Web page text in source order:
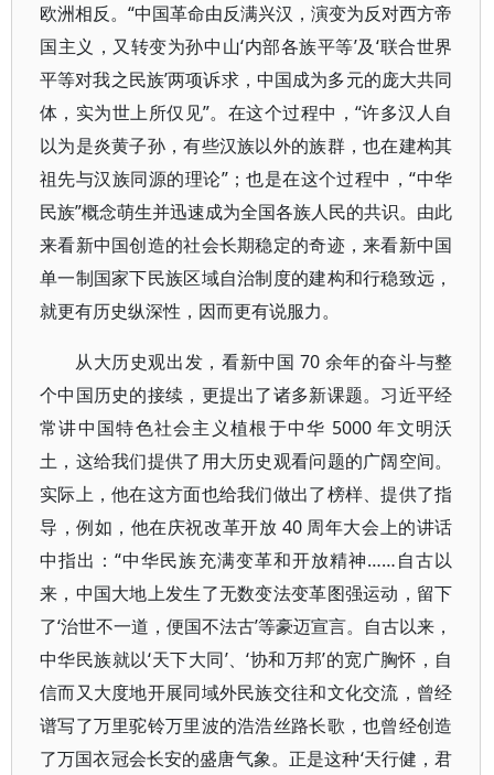
欧洲相反。“中国革命由反满兴汉，演变为反对西方帝
国主义，又转变为孙中山‘内部各族平等’及‘联合世界
平等对我之民族’两项诉求，中国成为多元的庞大共同
体，实为世上所仅见”。在这个过程中，“许多汉人自
以为是炎黄子孙，有些汉族以外的族群，也在建构其
祖先与汉族同源的理论”；也是在这个过程中，“中华
民族”概念萌生并迅速成为全国各族人民的共识。由此
来看新中国创造的社会长期稳定的奇迹，来看新中国
单一制国家下民族区域自治制度的建构和行稳致远，
就更有历史纵深性，因而更有说服力。
从大历史观出发，看新中国 70 余年的奋斗与整
个中国历史的接续，更提出了诸多新课题。习近平经
常讲中国特色社会主义植根于中华 5000 年文明沃
土，这给我们提供了用大历史观看问题的广阔空间。
实际上，他在这方面也给我们做出了榜样、提供了指
导，例如，他在庆祝改革开放 40 周年大会上的讲话
中指出：“中华民族充满变革和开放精神……自古以
来，中国大地上发生了无数变法变革图强运动，留下
了‘治世不一道，便国不法古’等豪迈宣言。自古以来，
中华民族就以‘天下大同’、‘协和万邦’的宽广胸怀，自
信而又大度地开展同域外民族交往和文化交流，曾经
谱写了万里驼铃万里波的浩浩丝路长歌，也曾经创造
了万国衣冠会长安的盛唐气象。正是这种‘天行健，君